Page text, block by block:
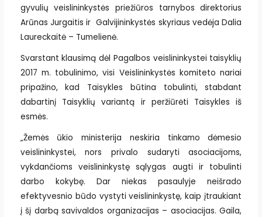
gyvulių veislininkystės priežiūros tarnybos direktorius
Arūnas Jurgaitis ir Galvijininkystės skyriaus vedėja Dalia
Laureckaitė – Tumelienė.
Svarstant klausimą dėl Pagalbos veislininkystei taisyklių
2017 m. tobulinimo, visi Veislininkystės komiteto nariai
pripažino, kad Taisykles būtina tobulinti, stabdant
dabartinį Taisyklių variantą ir peržiūrėti Taisykles iš
esmės.
„Žemės ūkio ministerija neskiria tinkamo dėmesio
veislininkystei, nors privalo sudaryti asociacijoms,
vykdančioms veislininkystę sąlygas augti ir tobulinti
darbo kokybę. Dar niekas pasaulyje neišrado
efektyvesnio būdo vystyti veislininkystę, kaip įtraukiant
į šį darbą savivaldos organizacijas – asociacijas. Gaila,